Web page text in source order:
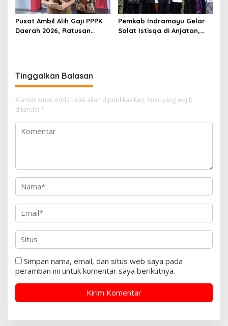
Pusat Ambil Alih Gaji PPPK
Daerah 2026, Ratusan
Pemkab Indramayu Gelar
Salat Istisqa di Anjatan,
Tinggalkan Balasan
Alamat email Anda tidak akan dipublikasikan. Ruas yang wajib
ditandai *
Simpan nama, email, dan situs web saya pada
peramban ini untuk komentar saya berikutnya.